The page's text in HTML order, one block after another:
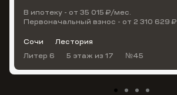
В ипотеку - от 35 015 ₽/мес.
Первоначальный взнос - от 2 310 629 ₽
Сочи
Лестория
Литер 6
5 этаж из 17 №45